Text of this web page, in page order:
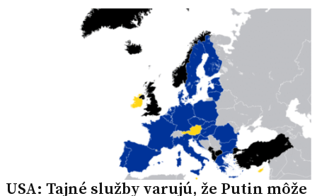
USA: Tajné služby varujú, že Putin môže